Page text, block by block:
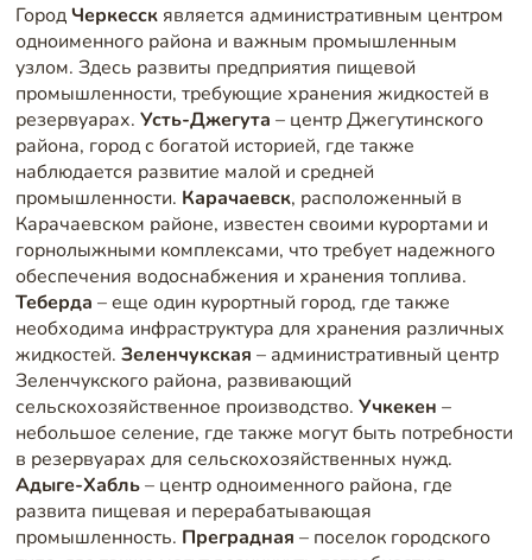
ГородЧеркесскявляется административным центром
одноименного района и важным промышленным
узлом. Здесь развиты предприятия пищевой
промышленности, требующие хранения жидкостей в
резервуарах. Усть-Джегута – центр Джегутинского
района, город с богатой историей, где также
наблюдается развитие малой и средней
промышленности. Карачаевск, расположенный в
Карачаевском районе, известен своими курортами и
горнолыжными комплексами, что требует надежного
обеспечения водоснабжения и хранения топлива.
Теберда – еще один курортный город, где также
необходима инфраструктура для хранения различных
жидкостей. Зеленчукская – административный центр
Зеленчукского района, развивающий
сельскохозяйственное производство. Учкекен –
небольшое селение, где также могут быть потребности
в резервуарах для сельскохозяйственных нужд.
Адыге-Хабль– центр одноименного района, где
развита пищевая и перерабатывающая
промышленность. Преградная – поселок городского